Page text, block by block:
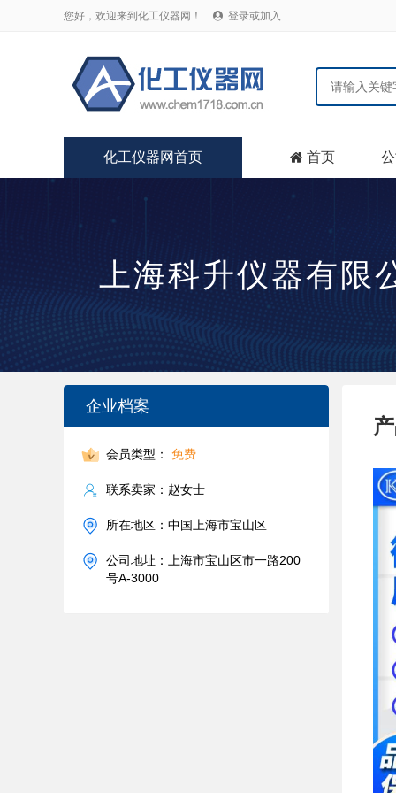
您好，欢迎来到化工仪器网！  登录或加入
化工仪器网首页  首页
上海科升仪器有限
企业档案
会员类型： 免费
联系卖家：赵女士
所在地区：中国上海市宝山区
公司地址：上海市宝山区市一路200
号A-3000